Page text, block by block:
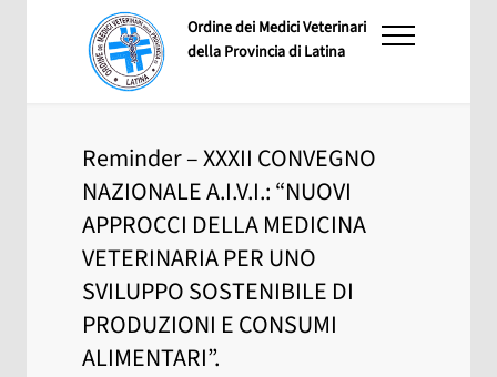
Ordine dei Medici Veterinari
della Provincia di Latina
Reminder – XXXII CONVEGNO
NAZIONALE A.I.V.I.: “NUOVI
APPROCCI DELLA MEDICINA
VETERINARIA PER UNO
SVILUPPO SOSTENIBILE DI
PRODUZIONI E CONSUMI
ALIMENTARI”.